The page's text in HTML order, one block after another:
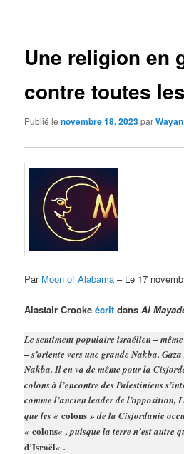
Une religion en
contre toutes
Publié lenovembre 18, 2023parWayan
Par Moon of Alabama – Le 17
Alastair Crookeécrit dansAl
Le sentiment populaire israélien –
– s’oriente vers une grande Nakba.
Nakba. Il en va de même pour la
colons à l’encontre des Palestiniens
comme l’ancien leader de
que les «colons » de la Cisjordanie
«colons« , puisque la terre n’est autre
d’Israël« .